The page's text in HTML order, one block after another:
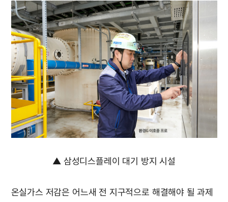
▲ 삼성디스플레이 대기 방지 시설
온실가스 저감은 어느새 전 지구적으로 해결해야 될 과제